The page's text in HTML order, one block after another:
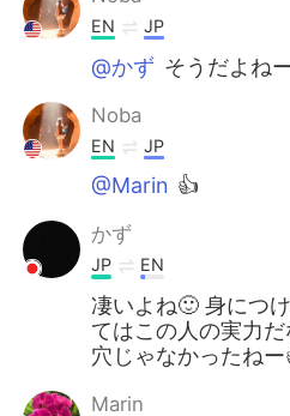
EN JP
@かず そうだよね
Noba
EN JP
@Marin 👍
かず
JP EN
凄いよね🙂 身につ
てはこの人の実力
穴じゃなかったね
Marin